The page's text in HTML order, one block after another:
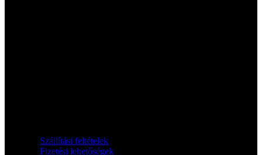
Szállítási feltételek
Fizetési lehetőségek